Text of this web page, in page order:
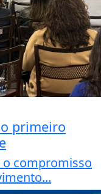
o primeiro
compromisso